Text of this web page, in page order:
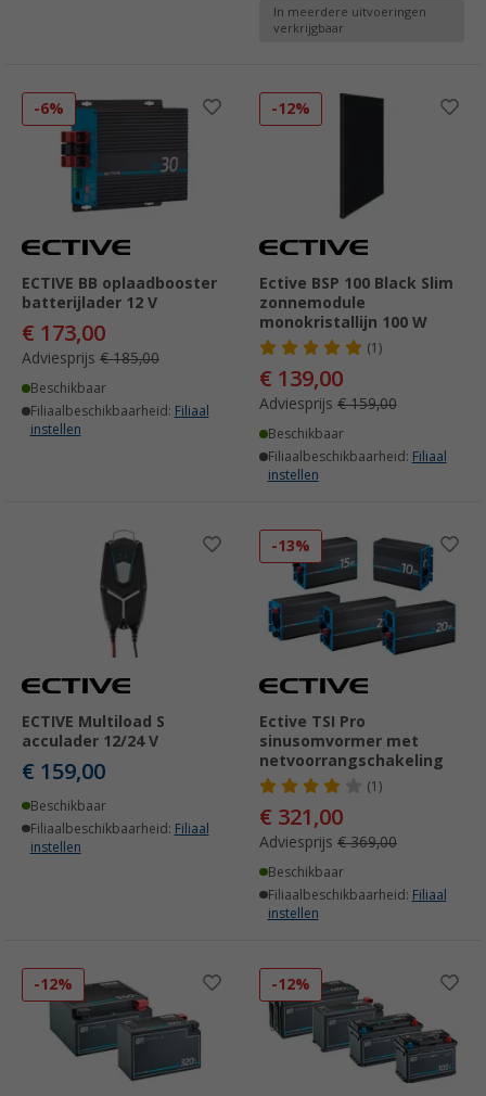
In meerdere uitvoeringen
verkrijgbaar
-6%
ECTIVE BB oplaadbooster
batterijlader 12 V
€ 173,00
Adviesprijs € 185,00
Beschikbaar
Filiaalbeschikbaarheid: Filiaal
instellen
-12%
Ective BSP 100 Black Slim
zonnemodule
monokristallijn 100 W
(1)
€ 139,00
Adviesprijs € 159,00
Beschikbaar
Filiaalbeschikbaarheid: Filiaal
instellen
ECTIVE Multiload S
acculader 12/24 V
€ 159,00
Beschikbaar
Filiaalbeschikbaarheid: Filiaal
instellen
-13%
Ective TSI Pro
sinusomvormer met
netvoorrangschakeling
(1)
€ 321,00
Adviesprijs € 369,00
Beschikbaar
Filiaalbeschikbaarheid: Filiaal
instellen
-12% -12%